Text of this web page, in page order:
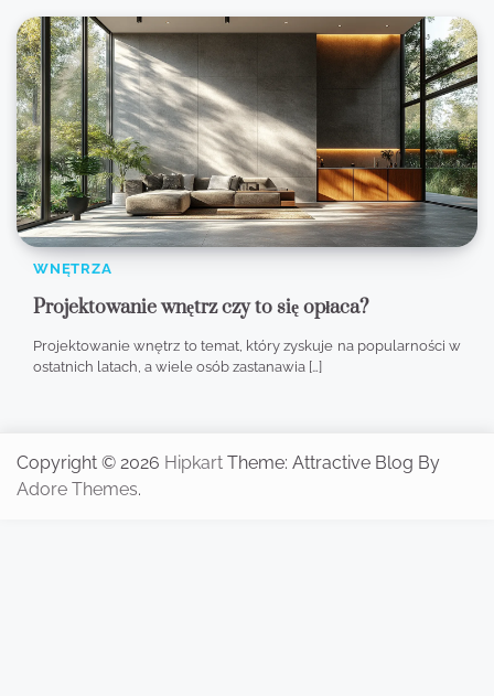
WNĘTRZA
Projektowanie wnętrz czy to się opłaca?
Projektowanie wnętrz to temat, który zyskuje na popularności w
ostatnich latach, a wiele osób zastanawia […]
Copyright © 2026 Hipkart Theme: Attractive Blog By
Adore Themes.